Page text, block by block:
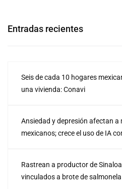
Entradas recientes
Seis de cada 10 hogares
una vivienda: Conavi
Ansiedad y depresión afectan a
mexicanos; crece el uso de IA
Rastrean a productor de
vinculados a brote de